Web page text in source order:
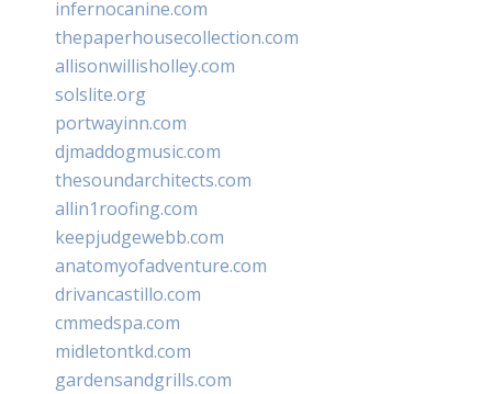
infernocanine.com
thepaperhousecollection.com
allisonwillisholley.com
solslite.org
portwayinn.com
djmaddogmusic.com
thesoundarchitects.com
allin1roofing.com
keepjudgewebb.com
anatomyofadventure.com
drivancastillo.com
cmmedspa.com
midletontkd.com
gardensandgrills.com